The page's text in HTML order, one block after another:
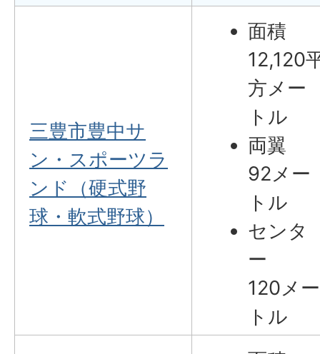
三豊市豊中サ
ン・スポーツラ
ンド（硬式野
球・軟式野球）
面積
12,120
方メー
トル
両翼
92メー
トル
センタ
ー
120メー
トル